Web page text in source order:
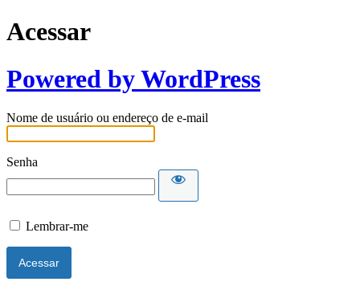
Acessar
Powered by WordPress
Nome de usuário ou endereço de e-mail
Senha
Lembrar-me